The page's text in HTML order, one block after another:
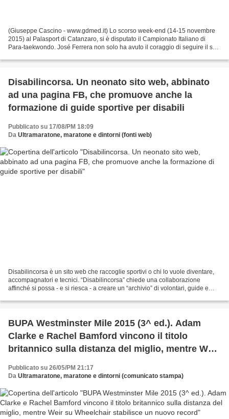
(Giuseppe Cascino - www.gdmed.it) Lo scorso week-end (14-15 novembre
2015) al Palasport di Catanzaro, si è disputato il Campionato Italiano di
Para-taekwondo. José Ferrera non solo ha avuto il coraggio di seguire il suo
Disabilincorsa. Un neonato sito web, abbinato
ad una pagina FB, che promuove anche la
formazione di guide sportive per disabili
Pubblicato su 17/08/PM 18:09
Da Ultramaratone, maratone e dintorni (fonti web)
Disabilincorsa è un sito web che raccoglie sportivi o chi lo vuole diventare,
accompagnatori e tecnici. “Disabilincorsa” chiede una collaborazione
affinché si possa - e si riesca - a creare un “archivio” di volontari, guide e
BUPA Westminster Mile 2015 (3^ ed.). Adam
Clarke e Rachel Bamford vincono il titolo
britannico sulla distanza del miglio, mentre Weir
Pubblicato su 26/05/PM 21:17
Da Ultramaratone, maratone e dintorni (comunicato stampa)